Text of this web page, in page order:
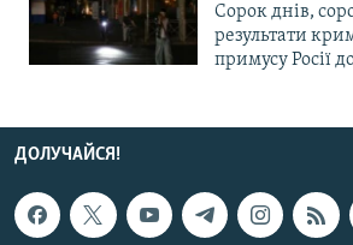
Сорок днів,
результати
примусу Росії
ДОЛУЧАЙСЯ!